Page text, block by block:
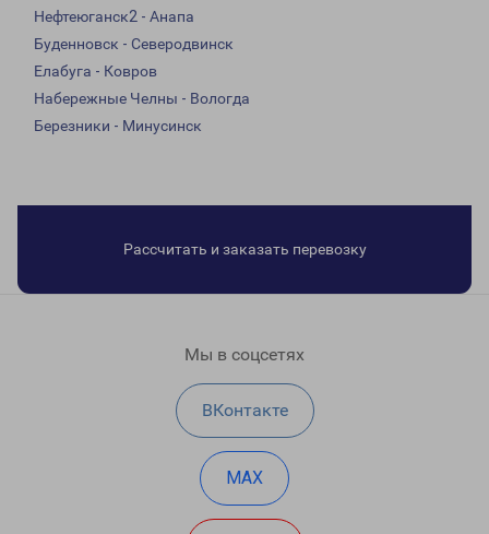
Нефтеюганск2 - Анапа
Буденновск - Северодвинск
Елабуга - Ковров
Набережные Челны - Вологда
Березники - Минусинск
Рассчитать и заказать перевозку
Мы в соцсетях
ВКонтакте
MAX